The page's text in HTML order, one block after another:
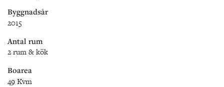
Byggnadsår
2015
Antal rum
2 rum & kök
Boarea
49 Kvm